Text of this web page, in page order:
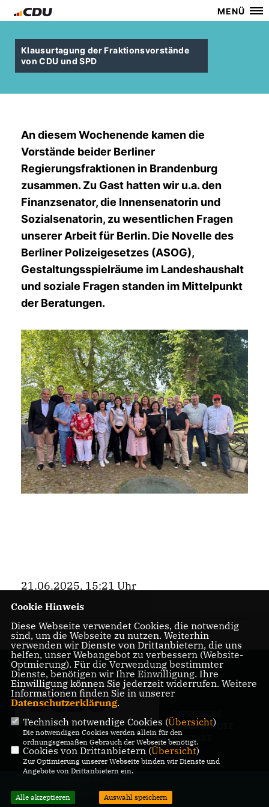
MENÜ
Klausurtagung der Fraktionsvorstände
von CDU und SPD
An diesem Wochenende kamen die
Vorstände beider Berliner
Regierungsfraktionen in Brandenburg
zusammen. Zu Gast hatten wir u.a. den
Finanzsenator, die Innensenatorin und
Sozialsenatorin, zu wesentlichen Fragen
unserer Arbeit für Berlin. Die Novelle des
Berliner Polizeigesetzes (ASOG),
Gestaltungsspielräume im Landeshaushalt
und soziale Fragen standen im Mittelpunkt
der Beratungen.
21.06.2025, 15:21 Uhr
Bezirk
DATENSCHUTZ
KONTAKT
Alle Rechte vorbehalten.
Cookie Hinweis
Diese Webseite verwendet Cookies, die notwendig
sind, um die Webseite zu nutzen. Weiterhin
verwenden wir Dienste von Drittanbietern, die uns
helfen, unser Webangebot zu verbessern (Website-
Optmierung). Für die Verwendung bestimmter
Dienste, benötigen wir Ihre Einwilligung. Ihre
Einwilligung können Sie jederzeit widerrufen. Weitere
Informationen finden Sie in unserer
Datenschutzerklärung.
Technisch notwendige Cookies (Übersicht)
Die notwendigen Cookies werden allein für den
ordnungsgemäßen Gebrauch der Webseite benötigt.
Cookies von Drittanbietern (Übersicht)
Zur Optimierung unserer Webseite binden wir Dienste und
Angebote von Drittanbietern ein.
Alle akzeptieren Auswahl speichern